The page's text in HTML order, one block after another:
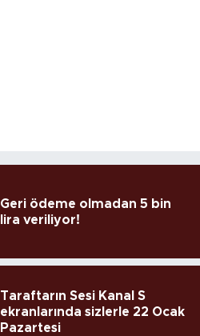
Geri ödeme olmadan 5 bin
lira veriliyor!
Taraftarın Sesi Kanal S
ekranlarında sizlerle 22 Ocak
Pazartesi